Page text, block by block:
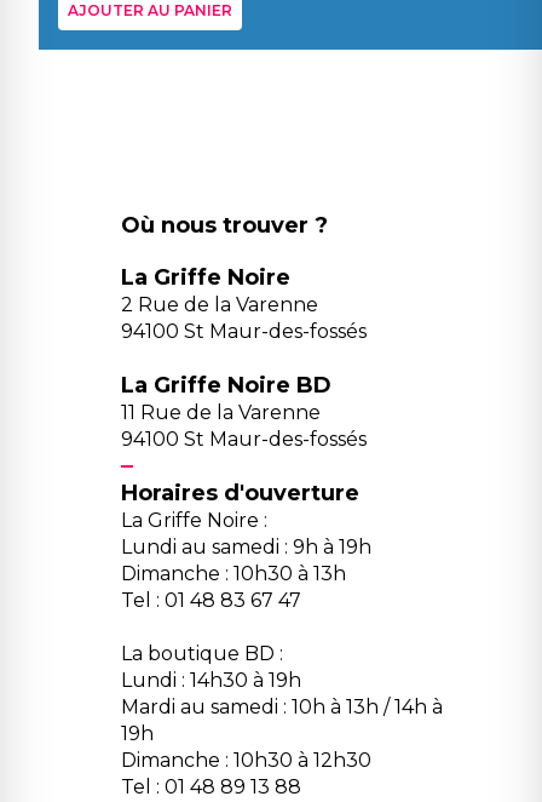
AJOUTER AU PANIER
Où nous trouver ?
La Griffe Noire
2 Rue de la Varenne
94100 St Maur-des-fossés
La Griffe Noire BD
11 Rue de la Varenne
94100 St Maur-des-fossés
Horaires d'ouverture
La Griffe Noire :
Lundi au samedi : 9h à 19h
Dimanche : 10h30 à 13h
Tel : 01 48 83 67 47
La boutique BD :
Lundi : 14h30 à 19h
Mardi au samedi : 10h à 13h / 14h à
19h
Dimanche : 10h30 à 12h30
Tel : 01 48 89 13 88